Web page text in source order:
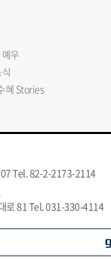
우
혜 Stories
Tel. 82-2-2173-2114
로 81 Tel. 031-330-4114